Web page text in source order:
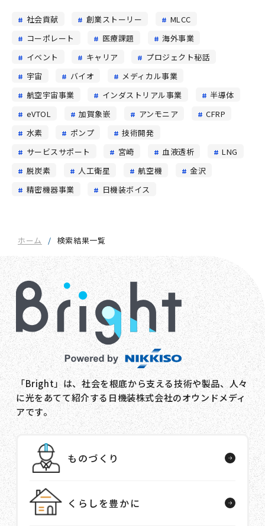
社会貢献 創業ストーリー
MLCC
コーポレート
医療課題
海外事業
イベント
キャリア
プロジェクト秘話
宇宙
バイオ
メディカル事業
航空宇宙事業
インダストリアル事業
半導体
eVTOL
加賀象嵌 アンモニア
CFRP
水素
ポンプ
技術開発
サービスサポート
宮崎 血液透析
LNG
脱炭素
人工衛星 航空機
金沢
精密機器事業
日機装ボイス
ホーム 検索結果一覧
「Bright」は、社会を根底から支える技術や製品、人々
に光をあてて紹介する日機装株式会社のオウンドメディ
アです。
ものづくり
くらしを豊かに